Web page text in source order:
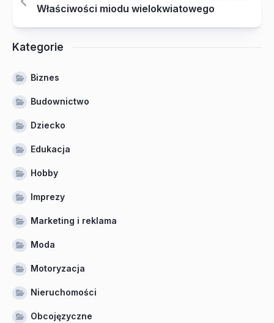
Właściwości miodu wielokwiatowego
Kategorie
Biznes
Budownictwo
Dziecko
Edukacja
Hobby
Imprezy
Marketing i reklama
Moda
Motoryzacja
Nieruchomości
Obcojęzyczne